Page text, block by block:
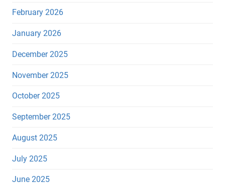
February 2026
January 2026
December 2025
November 2025
October 2025
September 2025
August 2025
July 2025
June 2025